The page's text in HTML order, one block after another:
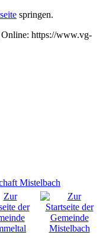
springen.
Online: https://www.vg-